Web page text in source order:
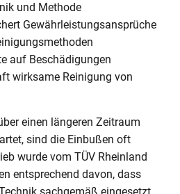
und Methode
Gewährleistungsansprüche
auf Beschädigungen
wirksame Reinigung von
einen längeren Zeitraum
sind die Einbußen oft
wurde vom TÜV Rheinland
entsprechend davon, dass